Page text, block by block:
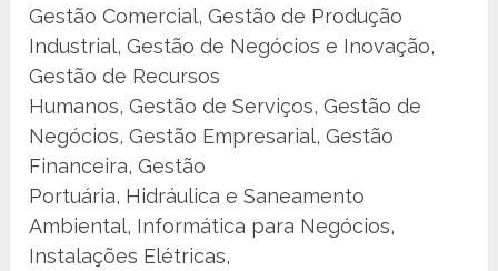
Gestão Comercial, Gestão de Produção
Industrial, Gestão de Negócios e Inovação,
Gestão de Recursos
Humanos, Gestão de Serviços, Gestão de
Negócios, Gestão Empresarial, Gestão
Financeira, Gestão
Portuária, Hidráulica e Saneamento
Ambiental, Informática para Negócios,
Instalações Elétricas,